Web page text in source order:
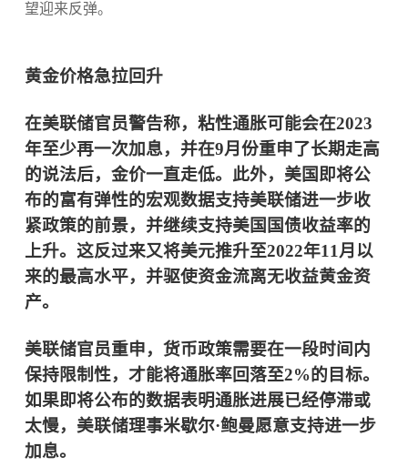
望迎来反弹。
黄金价格急拉回升
在美联储官员警告称，粘性通胀可能会在2023
年至少再一次加息，并在9月份重申了长期走高
的说法后，金价一直走低。此外，美国即将公
布的富有弹性的宏观数据支持美联储进一步收
紧政策的前景，并继续支持美国国债收益率的
上升。这反过来又将美元推升至2022年11月以
来的最高水平，并驱使资金流离无收益黄金资
产。
美联储官员重申，货币政策需要在一段时间内
保持限制性，才能将通胀率回落至2%的目标。
如果即将公布的数据表明通胀进展已经停滞或
太慢，美联储理事米歇尔·鲍曼愿意支持进一步
加息。